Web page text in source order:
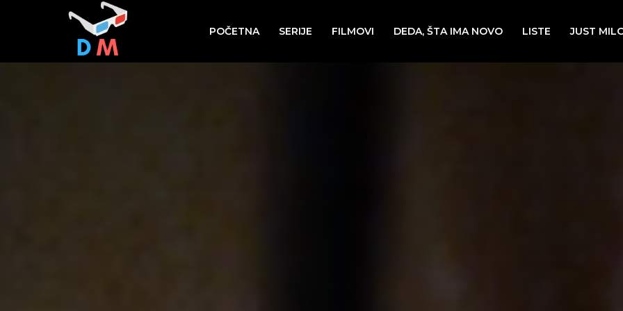
POČETNA SERIJE FILMOVI DEDA, ŠTA IMA NOVO LISTE JUST